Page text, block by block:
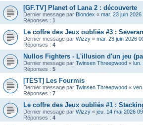
[GF.TV] Planet of Lana 2 : découverte
Dernier message par Blondex « mar. 23 juin 2026
Réponses : 1
Le coffre des Jeux oubliés #3 :
Dernier message par Wizzy « mar. 23 juin 2026
Réponses : 4
Nullos Fighters - L'illusion d'un jeu
Dernier message par Twinsen Threepwood «
Réponses : 5
[TEST] Les Fourmis
Dernier message par Twinsen Threepwood «
Réponses : 7
Le coffre des Jeux oubliés #1 :
Dernier message par Wizzy « jeu. 14 mai 2026
Réponses : 4